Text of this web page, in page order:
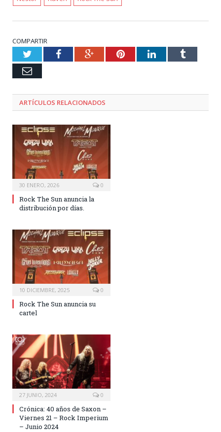
COMPARTIR
TwitterFacebookGoogle+PinterestLinkedInTumblr
Email
ARTÍCULOS RELACIONADOS
30 ENERO, 2026 0
Rock The Sun anuncia la
distribución por días.
10 DICIEMBRE, 2025 0
Rock The Sun anuncia su
cartel
27 JUNIO, 2024 0
Crónica: 40 años de Saxon –
Viernes 21 – Rock Imperium
– Junio 2024